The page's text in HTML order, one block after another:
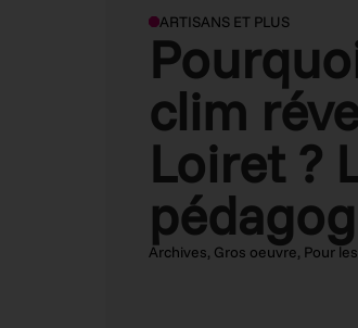
ARTISANS ET PLUS
clim
Loiret ?
Archives, Gros oeuvre, Pour